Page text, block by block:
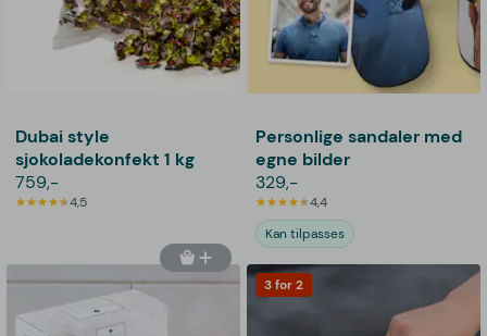
Dubai style
sjokoladekonfekt 1 kg
759,-
4,5
Personlige sandaler med
egne bilder
329,-
4,4
Kan tilpasses
3 for 2